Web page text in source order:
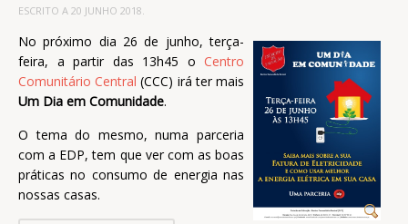
ESCRITO A 20 JUNHO 2018.
No próximo dia 26 de junho, terça-
feira, a partir das 13h45 o Centro
Comunitário Central (CCC) irá ter mais
Um Dia em Comunidade.
O tema do mesmo, numa parceria
com a EDP, tem que ver com as boas
práticas no consumo de energia nas
nossas casas.